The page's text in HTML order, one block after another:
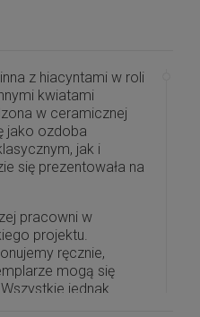
z hiacyntami w roli
kwiatami
w ceramicznej
jako ozdoba
jak i
się prezentowała na
pracowni w
projektu.
ręcznie,
mogą się
jednak